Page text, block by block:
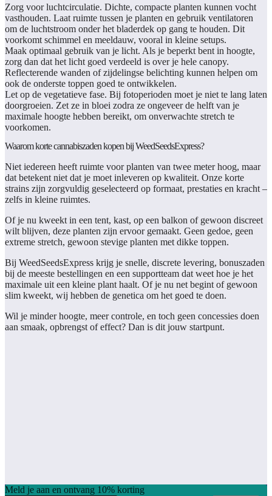
Zorg voor luchtcirculatie. Dichte, compacte planten kunnen vocht
vasthouden. Laat ruimte tussen je planten en gebruik ventilatoren
om de luchtstroom onder het bladerdek op gang te houden. Dit
voorkomt schimmel en meeldauw, vooral in kleine setups.
Maak optimaal gebruik van je licht. Als je beperkt bent in hoogte,
zorg dan dat het licht goed verdeeld is over je hele canopy.
Reflecterende wanden of zijdelingse belichting kunnen helpen om
ook de onderste toppen goed te ontwikkelen.
Let op de vegetatieve fase. Bij fotoperioden moet je niet te lang laten
doorgroeien. Zet ze in bloei zodra ze ongeveer de helft van je
maximale hoogte hebben bereikt, om onverwachte stretch te
voorkomen.
Waarom korte cannabiszaden kopen bij WeedSeedsExpress?
Niet iedereen heeft ruimte voor planten van twee meter hoog, maar
dat betekent niet dat je moet inleveren op kwaliteit. Onze korte
strains zijn zorgvuldig geselecteerd op formaat, prestaties en kracht –
zelfs in kleine ruimtes.
Of je nu kweekt in een tent, kast, op een balkon of gewoon discreet
wilt blijven, deze planten zijn ervoor gemaakt. Geen gedoe, geen
extreme stretch, gewoon stevige planten met dikke toppen.
Bij WeedSeedsExpress krijg je snelle, discrete levering, bonuszaden
bij de meeste bestellingen en een supportteam dat weet hoe je het
maximale uit een kleine plant haalt. Of je nu net begint of gewoon
slim kweekt, wij hebben de genetica om het goed te doen.
Wil je minder hoogte, meer controle, en toch geen concessies doen
aan smaak, opbrengst of effect? Dan is dit jouw startpunt.
Meld je aan en ontvang 10% korting